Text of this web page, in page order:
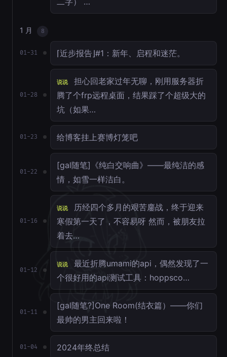
1 月 8
01-31 ⌈近步报告⌋#1：新年、启程和迷茫。
01-28
说说
担心回老家过年无聊，刚用服务器折
腾了个frp远程桌面，结果踩了个超级大的
坑（如果…
01-23 给博客挂上赛博灯笼吧
01-22
[gal随笔]《纯白交响曲》——最纯洁的感
情，如雪一样洁白。
01-16
说说
历经四个多月的艰苦鏖战，终于迎来
寒假第一天了，不容易呀 然而，被朋友拉
着去…
01-12
说说
最近折腾umami的api，偶然发现了一
个很好用的api测试工具：hoppsco…
01-11
[gal随笔?]One Room(结衣篇）——你们
最帅的男主回来啦！
01-04 2024年终总结